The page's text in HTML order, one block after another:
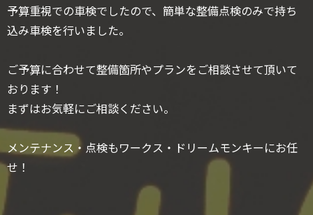
予算重視での車検でしたので、簡単な整備点検のみで持ち
込み車検を行いました。
ご予算に合わせて整備箇所やプランをご相談させて頂いて
おります！
まずはお気軽にご相談ください。
メンテナンス・点検もワークス・ドリームモンキーにお任
せ！